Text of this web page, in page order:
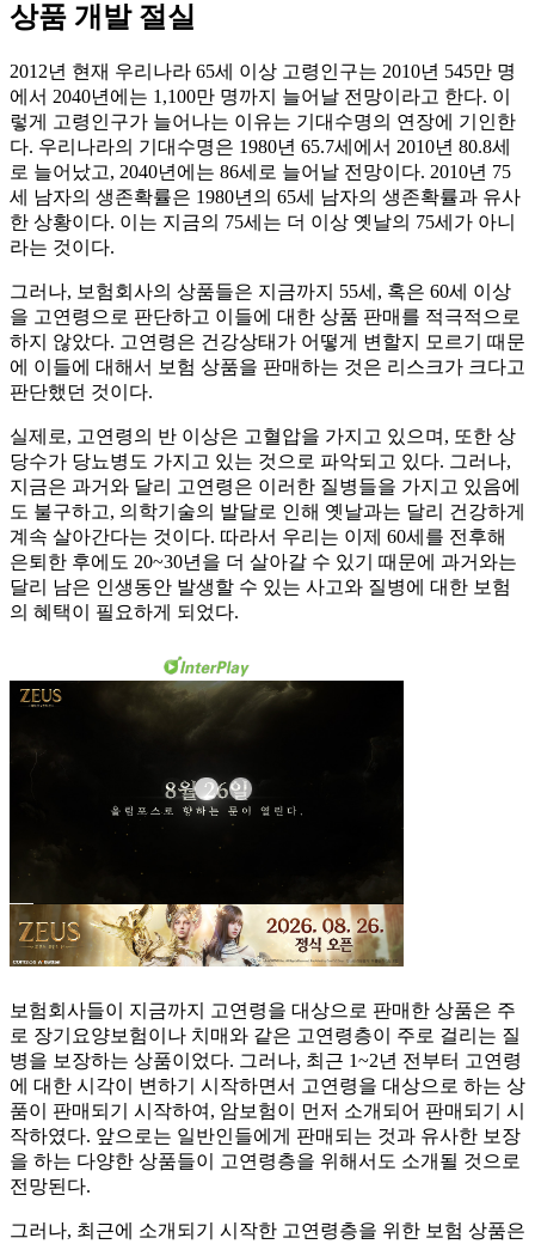
상품 개발 절실
2012년 현재 우리나라 65세 이상 고령인구는 2010년 545만 명
에서 2040년에는 1,100만 명까지 늘어날 전망이라고 한다. 이
렇게 고령인구가 늘어나는 이유는 기대수명의 연장에 기인한
다. 우리나라의 기대수명은 1980년 65.7세에서 2010년 80.8세
로 늘어났고, 2040년에는 86세로 늘어날 전망이다. 2010년 75
세 남자의 생존확률은 1980년의 65세 남자의 생존확률과 유사
한 상황이다. 이는 지금의 75세는 더 이상 옛날의 75세가 아니
라는 것이다.
그러나, 보험회사의 상품들은 지금까지 55세, 혹은 60세 이상
을 고연령으로 판단하고 이들에 대한 상품 판매를 적극적으로
하지 않았다. 고연령은 건강상태가 어떻게 변할지 모르기 때문
에 이들에 대해서 보험 상품을 판매하는 것은 리스크가 크다고
판단했던 것이다.
실제로, 고연령의 반 이상은 고혈압을 가지고 있으며, 또한 상
당수가 당뇨병도 가지고 있는 것으로 파악되고 있다. 그러나,
지금은 과거와 달리 고연령은 이러한 질병들을 가지고 있음에
도 불구하고, 의학기술의 발달로 인해 옛날과는 달리 건강하게
계속 살아간다는 것이다. 따라서 우리는 이제 60세를 전후해
은퇴한 후에도 20~30년을 더 살아갈 수 있기 때문에 과거와는
달리 남은 인생동안 발생할 수 있는 사고와 질병에 대한 보험
의 혜택이 필요하게 되었다.
보험회사들이 지금까지 고연령을 대상으로 판매한 상품은 주
로 장기요양보험이나 치매와 같은 고연령층이 주로 걸리는 질
병을 보장하는 상품이었다. 그러나, 최근 1~2년 전부터 고연령
에 대한 시각이 변하기 시작하면서 고연령을 대상으로 하는 상
품이 판매되기 시작하여, 암보험이 먼저 소개되어 판매되기 시
작하였다. 앞으로는 일반인들에게 판매되는 것과 유사한 보장
을 하는 다양한 상품들이 고연령층을 위해서도 소개될 것으로
전망된다.
그러나, 최근에 소개되기 시작한 고연령층을 위한 보험 상품은